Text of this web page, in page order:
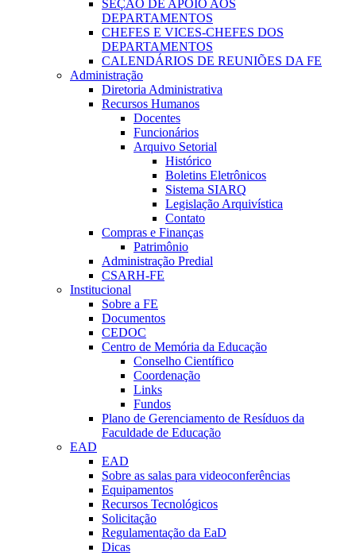
SEÇÃO DE APOIO AOS
DEPARTAMENTOS
CHEFES E VICES-CHEFES DOS
DEPARTAMENTOS
CALENDÁRIOS DE REUNIÕES DA FE
Administração
Diretoria Administrativa
Recursos Humanos
Docentes
Funcionários
Arquivo Setorial
Histórico
Boletins Eletrônicos
Sistema SIARQ
Legislação Arquivística
Contato
Compras e Finanças
Patrimônio
Administração Predial
CSARH-FE
Institucional
Sobre a FE
Documentos
CEDOC
Centro de Memória da Educação
Conselho Científico
Coordenação
Links
Fundos
Plano de Gerenciamento de Resíduos da
Faculdade de Educação
EAD
EAD
Sobre as salas para videoconferências
Equipamentos
Recursos Tecnológicos
Solicitação
Regulamentação da EaD
Dicas